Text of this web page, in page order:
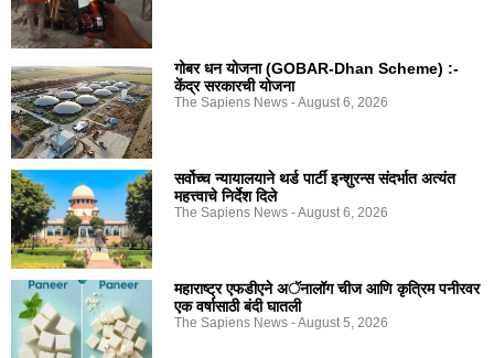
गोबर धन योजना (GOBAR-Dhan Scheme) :-
केंद्र सरकारची योजना
The Sapiens News August 6, 2026
सर्वोच्च न्यायालयाने थर्ड पार्टी इन्शुरन्स संदर्भात अत्यंत
महत्त्वाचे निर्देश दिले
The Sapiens News August 6, 2026
महाराष्ट्र एफडीएने अॅनालॉग चीज आणि कृत्रिम पनीरवर
एक वर्षासाठी बंदी घातली
The Sapiens News August 5, 2026